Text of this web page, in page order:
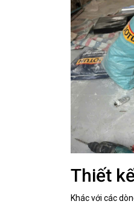
Thiết
Khác với các